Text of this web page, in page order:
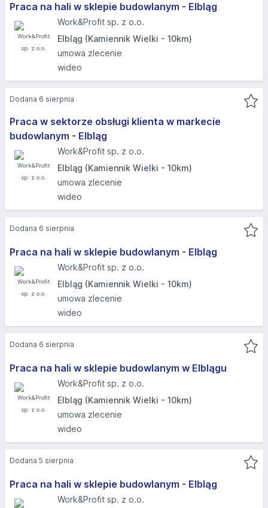
Praca na hali w sklepie budowlanym - Elbląg​
Work&Profit sp. z o.o.
Elbląg (Kamiennik Wielki - 10km)
umowa zlecenie
wideo
Praca w sektorze obsługi klienta w markecie
budowlanym - Elbląg​
Work&Profit sp. z o.o.
Elbląg (Kamiennik Wielki - 10km)
umowa zlecenie
wideo
Dodana 6 sierpnia
Praca na hali w sklepie budowlanym - Elbląg​
Work&Profit sp. z o.o.
Elbląg (Kamiennik Wielki - 10km)
umowa zlecenie
wideo
Dodana 6 sierpnia
Praca na hali w sklepie budowlanym w Elblągu
Work&Profit sp. z o.o.
Elbląg (Kamiennik Wielki - 10km)
umowa zlecenie
wideo
Dodana 6 sierpnia
Praca na hali w sklepie budowlanym - Elbląg
Work&Profit sp. z o.o.
Dodana 5 sierpnia